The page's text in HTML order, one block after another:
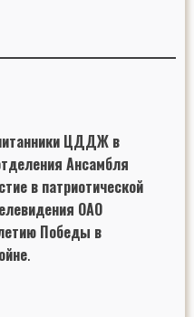
ЦДДЖ в
Ансамбля
в патриотической
ОАО
Победы в
.